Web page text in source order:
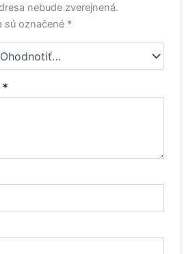
nebude zverejnená.
sú označené *
*